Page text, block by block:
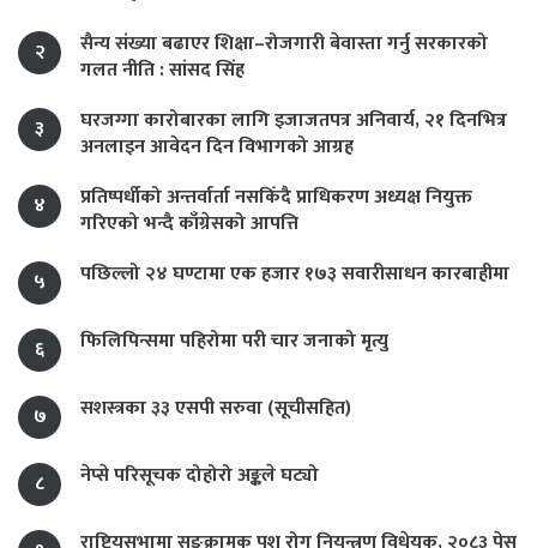
२
सैन्य संख्या बढाएर शिक्षा–रोजगारी बेवास्ता गर्नु सरकारको
गलत नीति : सांसद सिंह
३
घरजग्गा कारोबारका लागि इजाजतपत्र अनिवार्य, २१ दिनभित्र
अनलाइन आवेदन दिन विभागको आग्रह
४
प्रतिष्पर्धीको अन्तर्वार्ता नसकिँदै प्राधिकरण अध्यक्ष नियुक्त
गरिएको भन्दै काँग्रेसको आपत्ति
५
पछिल्लो २४ घण्टामा एक हजार १७३ सवारीसाधन कारबाहीमा
६ फिलिपिन्समा पहिरोमा परी चार जनाको मृत्यु
७ सशस्त्रका ३३ एसपी सरुवा (सूचीसहित)
८ नेप्से परिसूचक दोहोरो अङ्कले घट्यो